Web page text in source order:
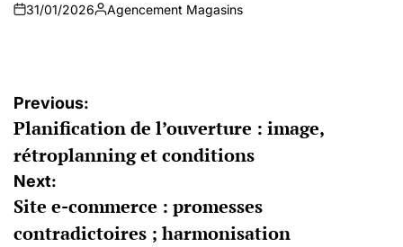
on
31/01/2026
Auteur
Agencement Magasins
Navigation
de
l’article
Previous:
Planification de l’ouverture : image,
rétroplanning et conditions
Next:
Site e-commerce : promesses
contradictoires ; harmonisation